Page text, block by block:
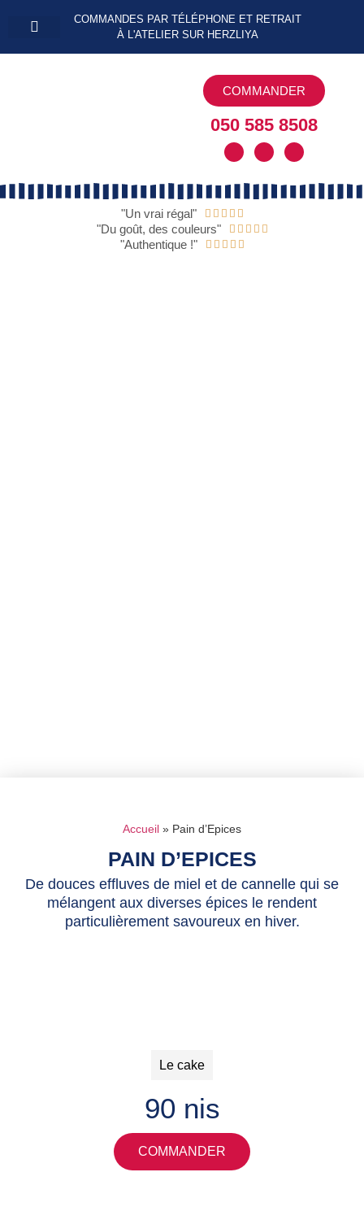
COMMANDES PAR TÉLÉPHONE ET RETRAIT
À L'ATELIER SUR HERZLIYA
COMMANDER
050 585 8508
"Un vrai régal"     
"Du goût, des couleurs"     
"Authentique !"     
Accueil » Pain d’Epices
PAIN D’EPICES
De douces effluves de miel et de cannelle qui se
mélangent aux diverses épices le rendent
particulièrement savoureux en hiver.
Le cake
90 nis
COMMANDER